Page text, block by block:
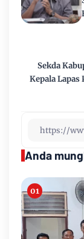
Sekda
Kepala Lapas
Anda